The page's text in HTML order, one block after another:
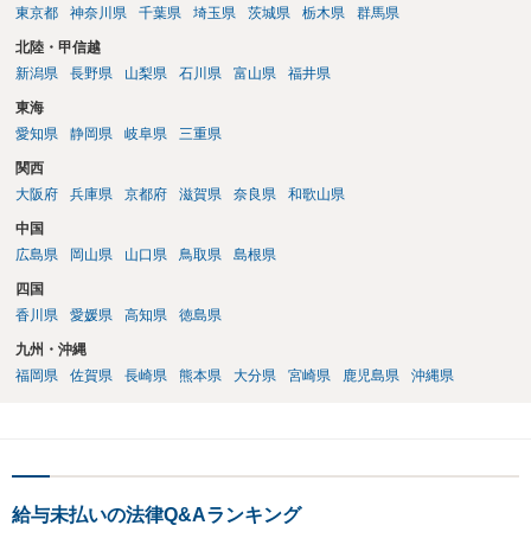
東京都
神奈川県 千葉県 埼玉県 茨城県 栃木県 群馬県
北陸・甲信越
新潟県
長野県 山梨県 石川県 富山県 福井県
東海
愛知県
静岡県 岐阜県 三重県
関西
大阪府
兵庫県 京都府 滋賀県 奈良県 和歌山県
中国
広島県
岡山県 山口県 鳥取県 島根県
四国
香川県
愛媛県 高知県 徳島県
九州・沖縄
福岡県
佐賀県 長崎県 熊本県 大分県 宮崎県 鹿児島県 沖縄県
給与未払いの法律Q&Aランキング